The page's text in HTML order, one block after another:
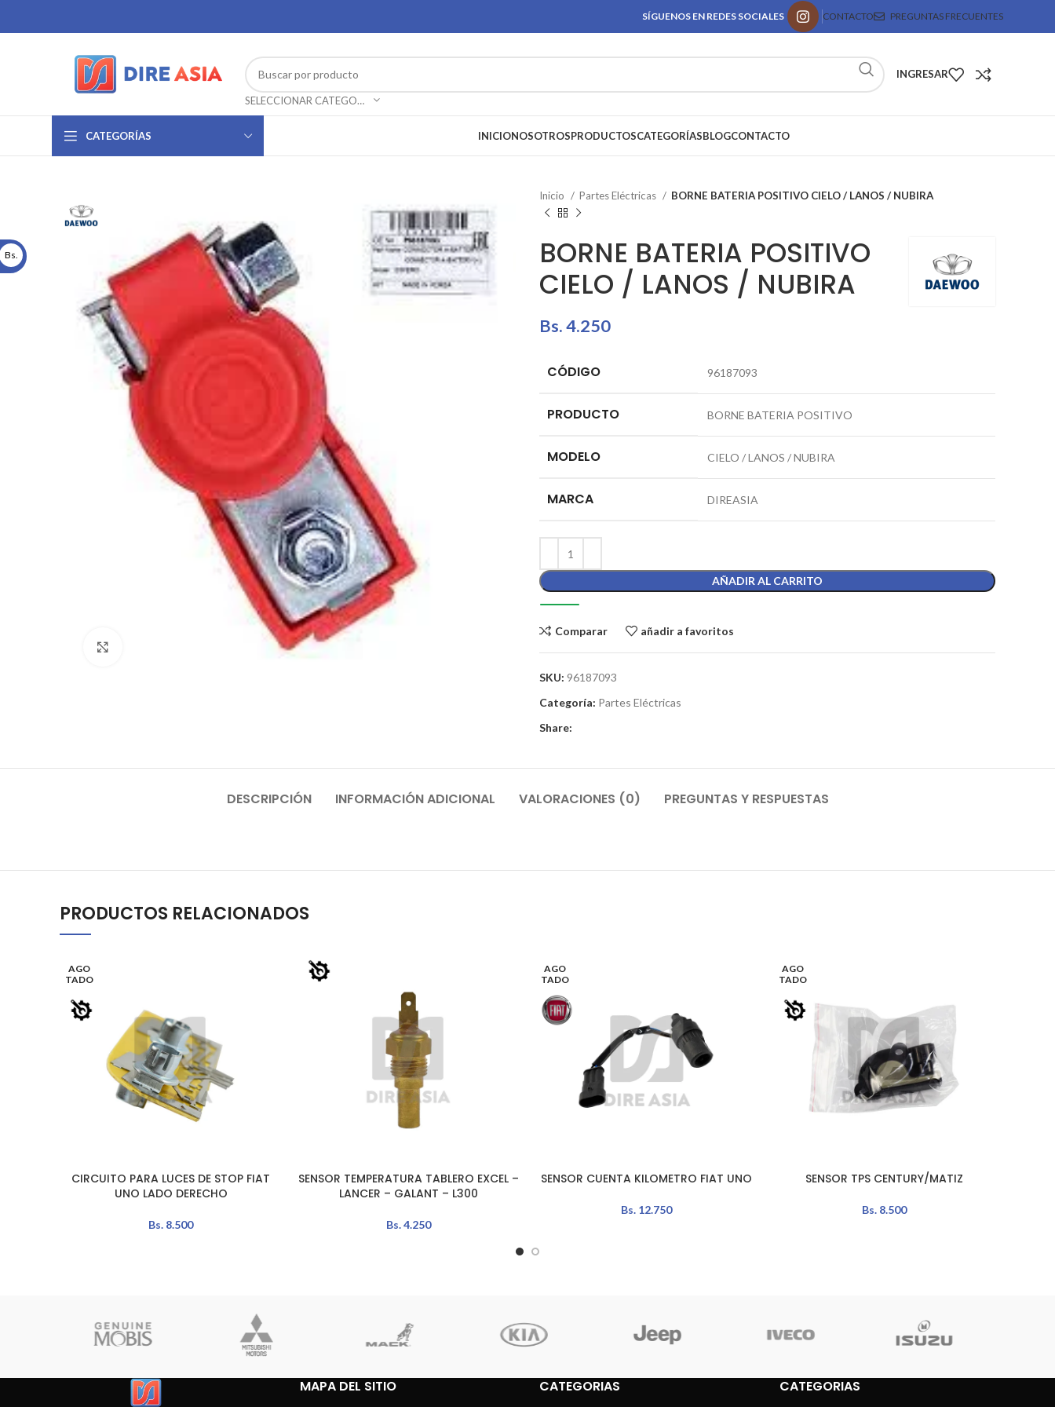
SÍGUENOS EN REDES SOCIALES CONTACTO PREGUNTAS FRECUENTES
SELECCIONAR CATEGORÍA
INGRESAR
CATEGORÍAS INICIONOSOTROSPRODUCTOSCATEGORÍASBLOGCONTACTO
Inicio Partes Eléctricas BORNE BATERIA POSITIVO CIELO / LANOS / NUBIRA
BORNE BATERIA POSITIVO
CIELO / LANOS / NUBIRA
Bs.4.250
CÓDIGO 96187093
PRODUCTO BORNE BATERIA POSITIVO
MODELO CIELO / LANOS / NUBIRA
MARCA DIREASIA
AÑADIR AL CARRITO
Comparar añadir a favoritos
SKU: 96187093
Categoría: Partes Eléctricas
Share:
DESCRIPCIÓN INFORMACIÓN ADICIONAL VALORACIONES (0) PREGUNTAS Y RESPUESTAS
PRODUCTOS RELACIONADOS
AGO
TADO
LEER MÁS
CIRCUITO PARA LUCES DE STOP FIAT
UNO LADO DERECHO
Bs. 8.500
AÑADIR AL CARRITO
SENSOR TEMPERATURA TABLERO EXCEL –
LANCER – GALANT – L300
Bs.4.250
AGO
TADO
LEER MÁS
SENSOR CUENTA KILOMETRO FIAT UNO
Bs. 12.750
AGO
TADO
LEER MÁSSENSOR TPS CENTURY/MATIZ
Bs. 8.500
MAPA DEL SITIO CATEGORIAS CATEGORIAS
Bs.